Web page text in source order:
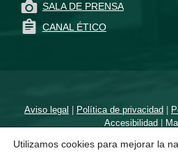
SALA DE PRENSA
CANAL ÉTICO
Aviso legal Política de privacidad
Accesibilidad
Diseñado por un
Utilizamos cookies para mejorar la